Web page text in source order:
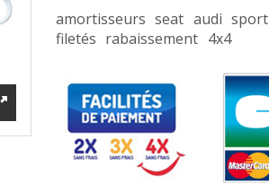
amortisseurs seat audi sport
filetés rabaissement 4x4